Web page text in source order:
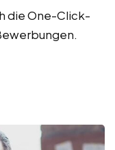
die One-Click-